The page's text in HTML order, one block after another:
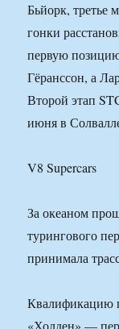
Бьйорк, третье
гонки
первую
Гёранссон, а
Второй этап
июня в
V8 Supercars
За океаном
турингового
принимала
Квалификацию